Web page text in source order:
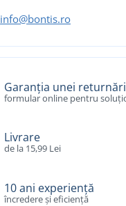
info@bontis.ro
Garanția unei
formular online pentru
Livrare
de la 15,99 Lei
10 ani experiență
încredere și eficiență